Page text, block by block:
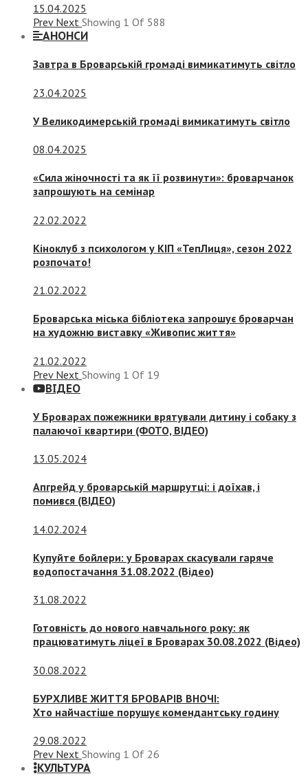
15.04.2025
Prev Next Showing 1 Of 588
АНОНСИ
Завтра в Броварській громаді вимикатимуть світло
23.04.2025
У Великодимерській громаді вимикатимуть світло
08.04.2025
«Сила жіночності та як її розвинути»: броварчанок
запрошують на семінар
22.02.2022
Кіноклуб з психологом у КІП «ТепЛиця», сезон 2022
розпочато!
21.02.2022
Броварська міська бібліотека запрошує броварчан
на художню виставку «Живопис життя»
21.02.2022
Prev Next Showing 1 Of 19
ВІДЕО
У Броварах пожежники врятували дитину і собаку з
палаючої квартири (ФОТО, ВІДЕО)
13.05.2024
Апгрейд у броварській маршрутці: і доїхав, і
помився (ВІДЕО)
14.02.2024
Купуйте бойлери: у Броварах скасували гаряче
водопостачання 31.08.2022 (Відео)
31.08.2022
Готовність до нового навчального року: як
працюватимуть ліцеї в Броварах 30.08.2022 (Відео)
30.08.2022
БУРХЛИВЕ ЖИТТЯ БРОВАРІВ ВНОЧІ:
Хто найчастіше порушує комендантську годину
29.08.2022
Prev Next Showing 1 Of 26
КУЛЬТУРА